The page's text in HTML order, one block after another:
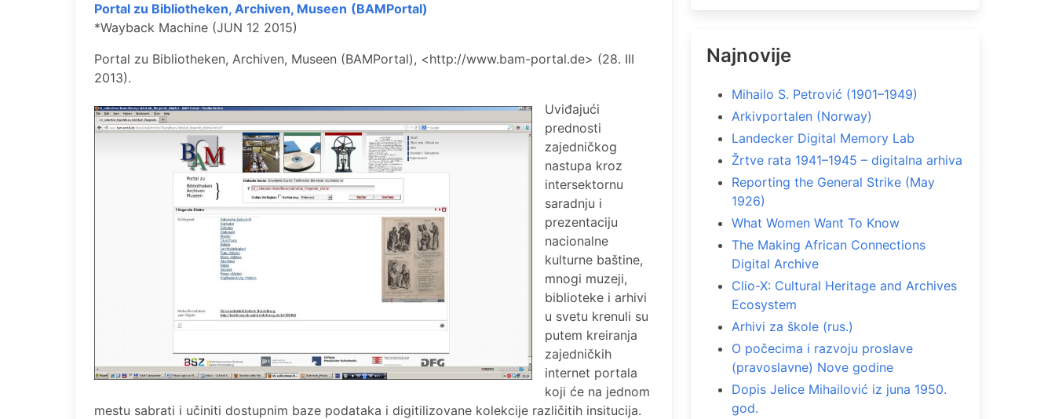
Portal zu Bibliotheken, Archiven, Museen (BAMPortal)
*Wayback Machine (JUN 12 2015)
Portal zu Bibliotheken, Archiven, Museen (BAMPortal), <http://www.bam-portal.de> (28. III
2013).
Uviđajući
prednosti
zajedničkog
nastupa kroz
intersektornu
saradnju i
prezentaciju
nacionalne
kulturne baštine,
mnogi muzeji,
biblioteke i arhivi
u svetu krenuli su
putem kreiranja
zajedničkih
internet portala
koji će na jednom
mestu sabrati i učiniti dostupnim baze podataka i digitilizovane kolekcije različitih insitucija.
Najnovije
Mihailo S. Petrović (1901–1949)
Arkivportalen (Norway)
Landecker Digital Memory Lab
Žrtve rata 1941–1945 – digitalna arhiva
Reporting the General Strike (May
1926)
What Women Want To Know
The Making African Connections
Digital Archive
Clio-X: Cultural Heritage and Archives
Ecosystem
Arhivi za škole (rus.)
O počecima i razvoju proslave
(pravoslavne) Nove godine
Dopis Jelice Mihailović iz juna 1950.
god.